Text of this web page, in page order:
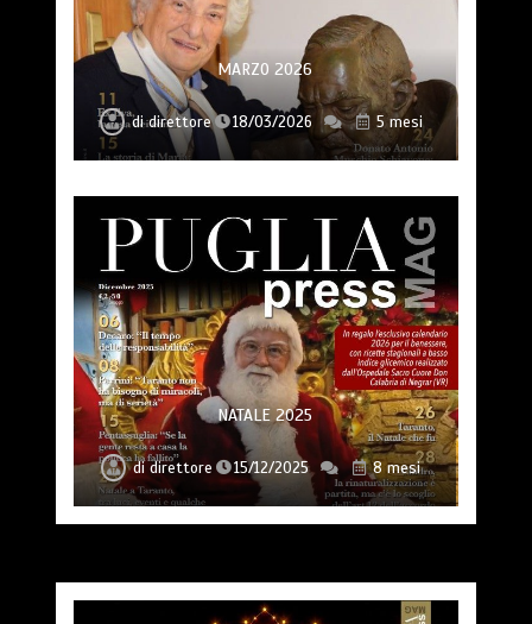
MARZO 2026
didirettore 18/03/2026 5 mesi
NATALE 2025
didirettore 15/12/2025 8 mesi